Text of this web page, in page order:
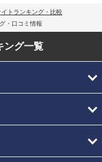
トランキング・比較
・口コミ情報
ング一覧